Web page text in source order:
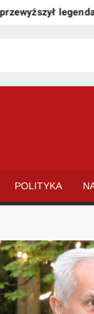
POLITYKA